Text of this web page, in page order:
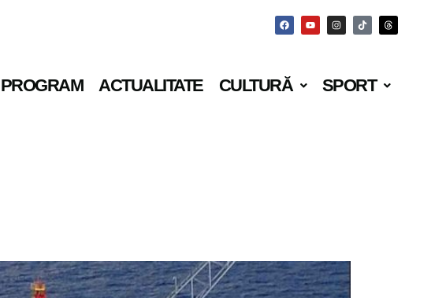
PROGRAM ACTUALITATE CULTURĂ SPORT